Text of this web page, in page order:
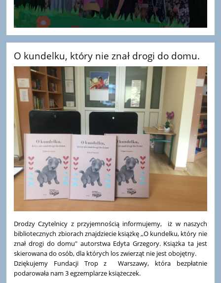
O kundelku, który nie znał drogi do domu.
Drodzy Czytelnicy z przyjemnością informujemy, iż w naszych
bibliotecznych zbiorach znajdziecie książkę ,,O kundelku, który nie
znał drogi do domu" autorstwa Edyta Grzegory. Książka ta jest
skierowana do osób, dla których los zwierząt nie jest obojętny.
Dziękujemy Fundacji Trop z Warszawy, która bezpłatnie
podarowała nam 3 egzemplarze książeczek.